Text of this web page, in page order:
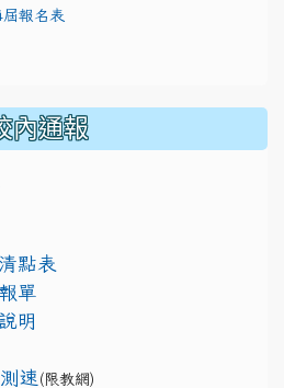
報名表
內通報
點表
單
明
速 (限教網)